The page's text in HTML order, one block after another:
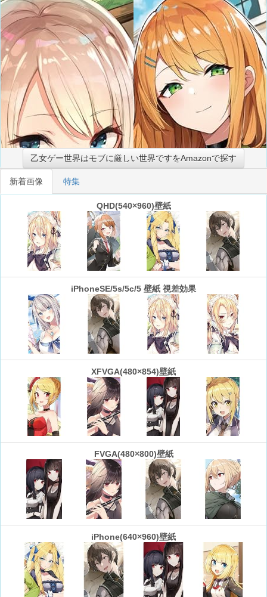
乙女ゲー世界はモブに厳しい世界ですをAmazonで探す
新着画像 特集
QHD(540×960)壁紙
iPhoneSE/5s/5c/5 壁紙 視差効果
XFVGA(480×854)壁紙
FVGA(480×800)壁紙
iPhone(640×960)壁紙